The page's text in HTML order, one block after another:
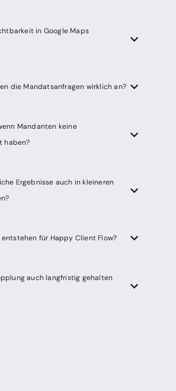
in Google Maps
die Mandatsanfragen wirklich an?
Mandanten keine
haben?
Ergebnisse auch in kleineren
für Happy Client Flow?
auch langfristig gehalten